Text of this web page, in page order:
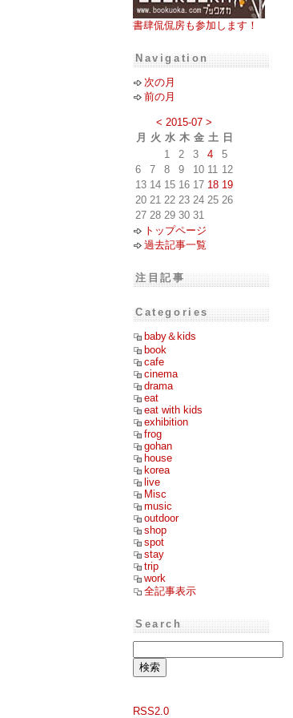
書肆侃侃房も参加します！
Navigation
次の月
前の月
< 2015-07 >
月
火 水 木 金 土 日
1
2 3 4
5
6
7 8 9 10 11 12
13 14 15 16 17 18 19
20 21 22 23 24 25 26
27 28 29 30 31
トップページ
過去記事一覧
注目記事
Categories
baby＆kids
book
cafe
cinema
drama
eat
eat with kids
exhibition
frog
gohan
house
korea
live
Misc
music
outdoor
shop
spot
stay
trip
work
全記事表示
Search
RSS2.0